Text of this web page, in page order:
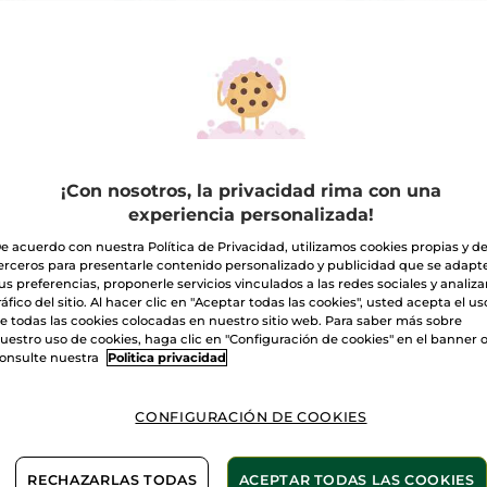
-23%
Try &
(1)
16,98€
-15%
Brillo - Vinagre de
Aclarado
Frasco 150 ml
(303)
8,50€
AÑADIR A MI
Frasco
¡Con nosotros, la privacidad rima con una
experiencia personalizada!
acuerdo con nuestra Política de Privacidad, utilizamos cookies propias y de
para presentarle contenido personalizado y publicidad que se
preferencias, proponerle servicios vinculados a las redes sociales y
del sitio. Al hacer clic en "Aceptar todas las cookies", usted acepta el
todas las cookies colocadas en nuestro sitio web. Para saber más sobre
uso de cookies, haga clic en "Configuración de cookies" en el banner o
nuestra
Politica privacidad
CONFIGURACIÓN DE COOKIES
RECHAZARLAS TODAS ACEPTAR TODAS LAS COOKIES